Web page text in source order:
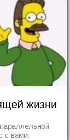
жизни
с вами.